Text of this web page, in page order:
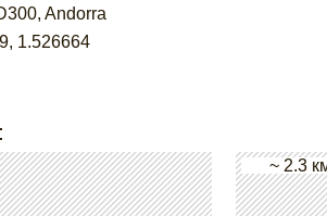
Andorra
, 1.526664
~ 2.3